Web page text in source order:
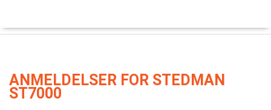
ANMELDELSER FOR STEDMAN
ST7000